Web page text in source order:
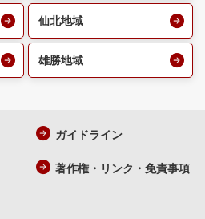
仙北地域
雄勝地域
ガイドライン
著作権・リンク・免責事項